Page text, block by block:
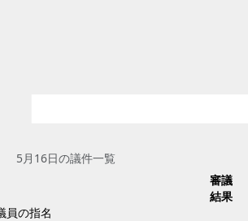
5月16日の議件一覧
審議
結果
員の指名